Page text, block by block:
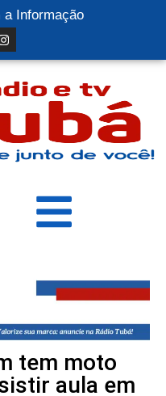
a Informação
tem moto
aula em